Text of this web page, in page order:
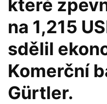
které
na 1,215
sdělil
Komerční
Gürtler.